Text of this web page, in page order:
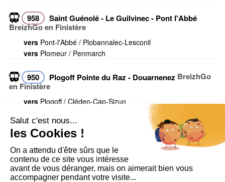
958
Saint Guénolé - Le Guilvinec - Pont l'Abbé
BreizhGo en Finistère
vers Pont-l'Abbé / Plobannalec-Lesconil
vers Plomeur / Penmarch
950 Plogoff Pointe du Raz - Douarnenez BreizhGo
en Finistère
vers Plogoff / Cléden-Cap-Sizun
Voir toutes les infos trafic